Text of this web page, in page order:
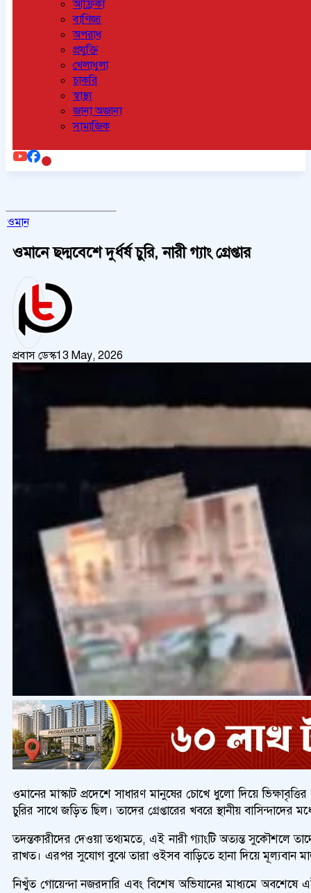
আফ্রিকা
বাণিজ্য
অপরাধ
প্রযুক্তি
খেলাধুলা
চাকরি
স্বাস্থ্য
জানা অজানা
সামাজিক
ওমান
ওমানে ছদ্মবেশে দুর্ধর্ষ চুরি, নারী গ্যাং গ্রেপ্তার
প্রবাস ডেস্ক13 May, 2026
ওমানের মাস্কাট প্রদেশে সাধারণ মানুষের চোখে ধুলো দিয়ে
চুরির সাথে জড়িত ছিল। তাদের গ্রেপ্তারের খবরে স্থানীয় বাসিন্দাদের
তদন্তকারীদের দেওয়া তথ্যমতে, এই নারী গ্যাংটি অত্যন্ত সুকৌশলে
রাখত। এরপর সুযোগ বুঝে তারা ওইসব বাড়িতে হানা দিয়ে মূল্যবান
নিখুঁত গোয়েন্দা নজরদারি এবং বিশেষ অভিযানের মাধ্যমে